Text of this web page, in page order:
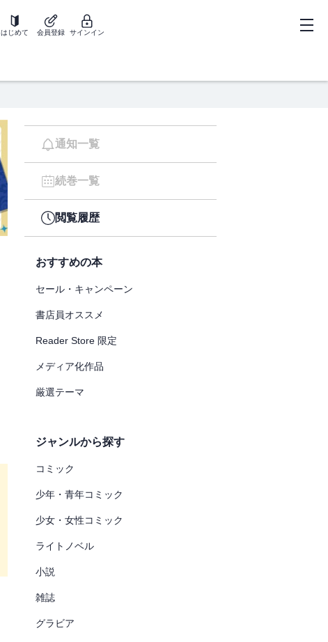
はじめて 会員登録 サインイン
通知一覧
続巻一覧
閲覧履歴
おすすめの本
セール・キャンペーン
書店員オススメ
Reader Store 限定
メディア化作品
厳選テーマ
ジャンルから探す
コミック
少年・青年コミック
少女・女性コミック
ライトノベル
小説
雑誌
グラビア